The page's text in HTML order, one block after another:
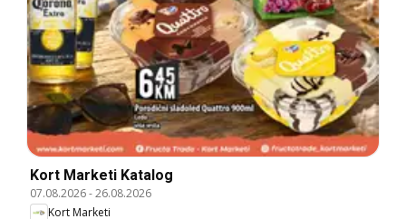
Kort Marketi Katalog
07.08.2026-26.08.2026
Kort Marketi